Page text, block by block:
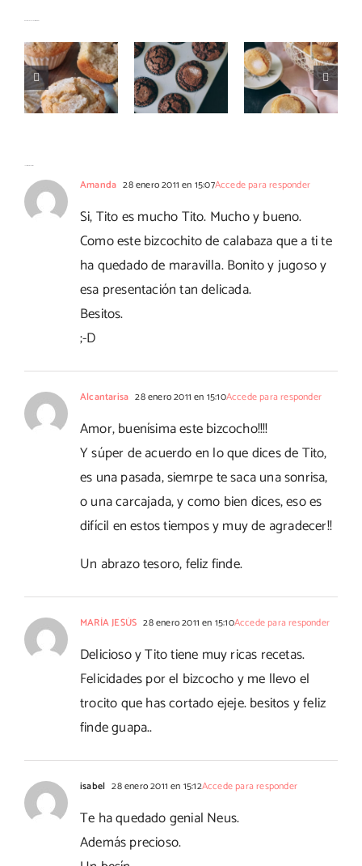
esponjosas
de lima
Magdalenas
de cacao
esponjosas
Magdalenas
de anís
Amanda 28 enero 2011 en 15:07Accede para responder
Si, Tito es mucho Tito. Mucho y bueno.
Como este bizcochito de calabaza que a ti te
ha quedado de maravilla. Bonito y jugoso y
esa presentación tan delicada.
Besitos.
;-D
Alcantarisa 28 enero 2011 en 15:10Accede para responder
Amor, buenísima este bizcocho!!!!
Y súper de acuerdo en lo que dices de Tito,
es una pasada, siemrpe te saca una sonrisa,
o una carcajada, y como bien dices, eso es
difícil en estos tiempos y muy de agradecer!!
Un abrazo tesoro, feliz finde.
MARÍA JESÚS 28 enero 2011 en 15:10Accede para responder
Delicioso y Tito tiene muy ricas recetas.
Felicidades por el bizcocho y me llevo el
trocito que has cortado ejeje. besitos y feliz
finde guapa..
isabel 28 enero 2011 en 15:12Accede para responder
Te ha quedado genial Neus.
Además precioso.